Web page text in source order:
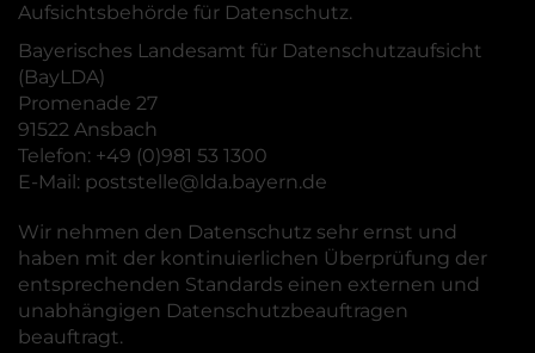
Aufsichtsbehörde für Datenschutz.
Bayerisches Landesamt für Datenschutzaufsicht
(BayLDA)
Promenade 27
91522 Ansbach
Telefon: +49 (0)981 53 1300
E-Mail: poststelle@lda.bayern.de
Wir nehmen den Datenschutz sehr ernst und
haben mit der kontinuierlichen Überprüfung der
entsprechenden Standards einen externen und
unabhängigen Datenschutzbeauftragen
beauftragt.